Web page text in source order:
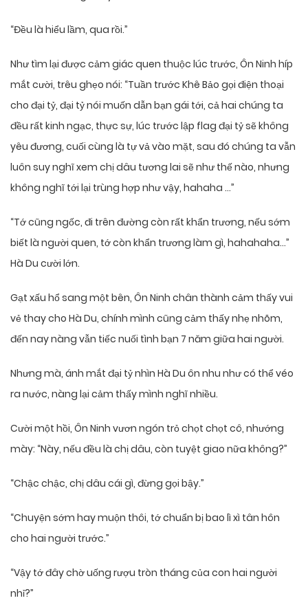
“Đều là hiểu lầm, qua rồi.”
Như tìm lại được cảm giác quen thuộc lúc trước, Ôn Ninh híp
mắt cười, trêu ghẹo nói: “Tuần trước Khê Bảo gọi điện thoại
cho đại tỷ, đại tỷ nói muốn dẫn bạn gái tới, cả hai chúng ta
đều rất kinh ngạc, thực sự, lúc trước lập flag đại tỷ sẽ không
yêu đương, cuối cùng là tự vả vào mặt, sau đó chúng ta vẫn
luôn suy nghĩ xem chị dâu tương lai sẽ như thế nào, nhưng
không nghĩ tới lại trùng hợp như vậy, hahaha …”
“Tớ cũng ngốc, đi trên đường còn rất khẩn trương, nếu sớm
biết là người quen, tớ còn khẩn trương làm gì, hahahaha…”
Hà Du cười lớn.
Gạt xấu hổ sang một bên, Ôn Ninh chân thành cảm thấy vui
vẻ thay cho Hà Du, chính mình cũng cảm thấy nhẹ nhõm,
đến nay nàng vẫn tiếc nuối tình bạn 7 năm giữa hai người.
Nhưng mà, ánh mắt đại tỷ nhìn Hà Du ôn nhu như có thể véo
ra nước, nàng lại cảm thấy mình nghĩ nhiều.
Cười một hồi, Ôn Ninh vươn ngón trỏ chọt chọt cô, nhướng
mày: “Này, nếu đều là chị dâu, còn tuyệt giao nữa không?”
“Chậc chậc, chị dâu cái gì, đừng gọi bậy.”
“Chuyện sớm hay muộn thôi, tớ chuẩn bị bao lì xì tân hôn
cho hai người trước.”
“Vậy tớ đây chờ uống rượu tròn tháng của con hai người
nhỉ?”